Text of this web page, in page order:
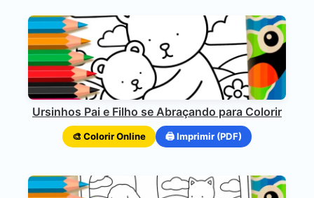
Ursinhos Pai e Filho se Abraçando para Colorir
🎨 Colorir Online 🖨️ Imprimir (PDF)